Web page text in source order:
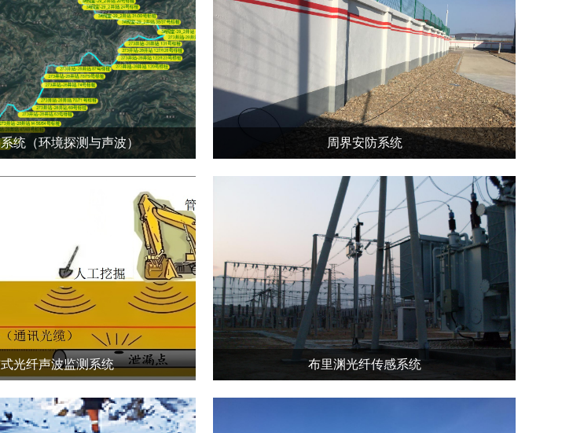
统（环境探测与声波） 周界安防系统
光纤声波监测系统 布里渊光纤传感系统